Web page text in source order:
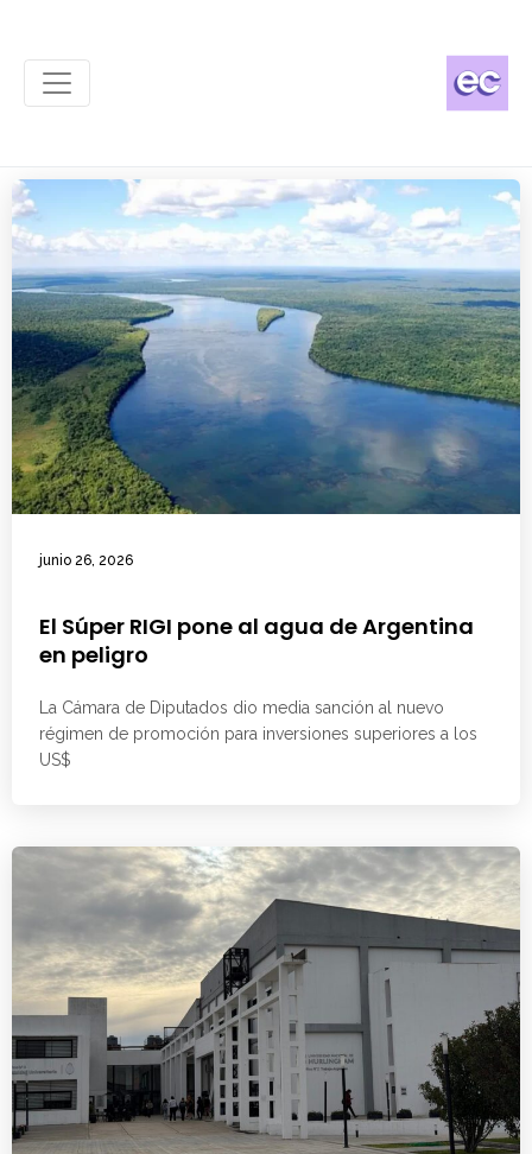
junio 26, 2026
El Súper RIGI pone al agua de Argentina
en peligro
La Cámara de Diputados dio media sanción al nuevo
régimen de promoción para inversiones superiores a los
US$